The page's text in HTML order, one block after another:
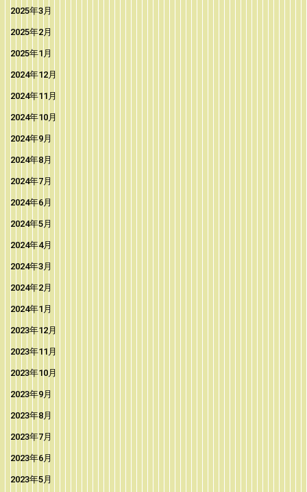
2025年3月
2025年2月
2025年1月
2024年12月
2024年11月
2024年10月
2024年9月
2024年8月
2024年7月
2024年6月
2024年5月
2024年4月
2024年3月
2024年2月
2024年1月
2023年12月
2023年11月
2023年10月
2023年9月
2023年8月
2023年7月
2023年6月
2023年5月